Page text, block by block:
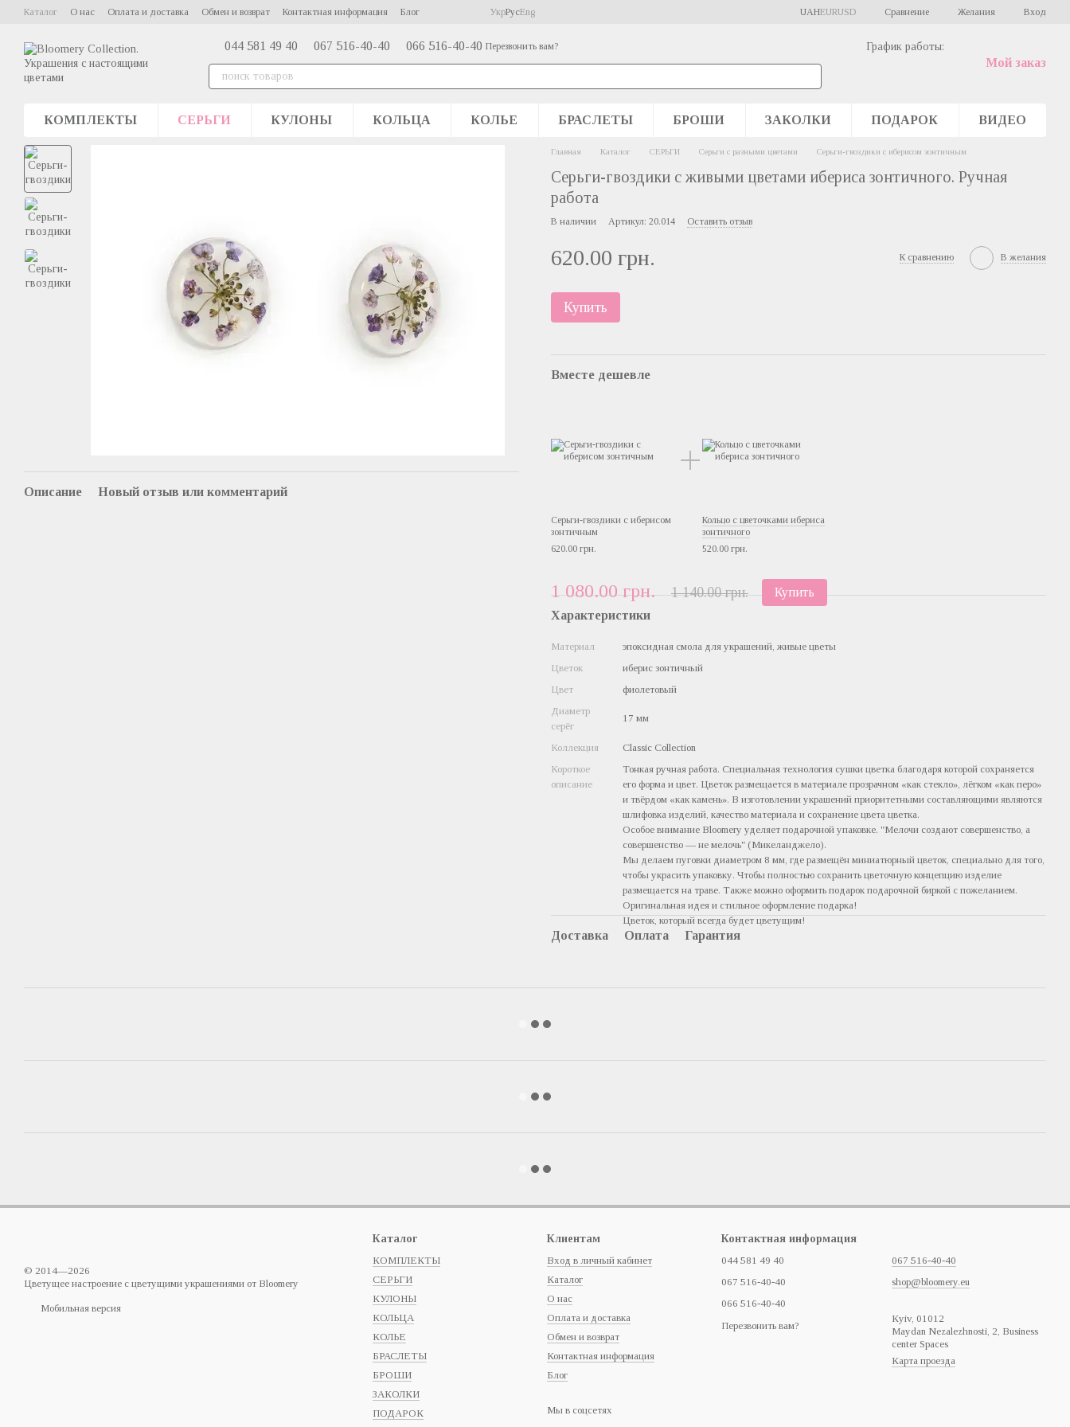
Перейти к основному контенту
Каталог О нас Оплата и доставка Обмен и возврат Контактная информация Блог УкрРусEng UAHEURUSD Сравнение Желания Вход
044 581 49 40 067 516-40-40 066 516-40-40 Перезвонить вам? График работы:
Мой заказ
КОМПЛЕКТЫ СЕРЬГИ КУЛОНЫ КОЛЬЦА КОЛЬЕ БРАСЛЕТЫ БРОШИ ЗАКОЛКИ ПОДАРОК ВИДЕО
Описание Новый отзыв или комментарий
Главная Каталог СЕРЬГИ Серьги с разными цветами Серьги-гвоздики c иберисом зонтичным
Серьги-гвоздики с живыми цветами ибериса зонтичного. Ручная
работа
В наличии Артикул: 20.014 Оставить отзыв
620.00 грн. К сравнению В желания
Купить
Вместе дешевле
Серьги-гвоздики c иберисом
зонтичным
620.00 грн.
Кольцо c цветочками ибериса
зонтичного
520.00 грн.
1 080.00 грн. 1 140.00 грн.
Купить
Характеристики
Материал
эпоксидная смола для украшений, живые цветы
Цветок
иберис зонтичный
Цвет
фиолетовый
Диаметр
серёг
17 мм
Коллекция
Classic Collection
Короткое
описание
Тонкая ручная работа. Специальная технология сушки цветка благодаря которой сохраняется
его форма и цвет. Цветок размещается в материале прозрачном «как стекло», лёгком «как перо»
и твёрдом «как камень». В изготовлении украшений приоритетными составляющими являются
шлифовка изделий, качество материала и сохранение цвета цветка.
Особое внимание Bloomery уделяет подарочной упаковке. "Мелочи создают совершенство, а
совершенство — не мелочь" (Микеланджело).
Мы делаем пуговки диаметром 8 мм, где размещён миниатюрный цветок, специально для того,
чтобы украсить упаковку. Чтобы полностью сохранить цветочную концепцию изделие
размещается на траве. Также можно оформить подарок подарочной биркой с пожеланием.
Оригинальная идея и стильное оформление подарка!
Цветок, который всегда будет цветущим!
Доставка Оплата Гарантия
© 2014—2026
Цветущее настроение с цветущими украшениями от Bloomery
Мобильная версия
Каталог
КОМПЛЕКТЫ
СЕРЬГИ
КУЛОНЫ
КОЛЬЦА
КОЛЬЕ
БРАСЛЕТЫ
БРОШИ
ЗАКОЛКИ
ПОДАРОК
Клиентам
Вход в личный кабинет
Каталог
О нас
Оплата и доставка
Обмен и возврат
Контактная информация
Блог
Мы в соцсетях
Контактная информация
044 581 49 40
067 516-40-40
066 516-40-40
Перезвонить вам?
067 516-40-40
shop@bloomery.eu
Кyiv, 01012
Maydan Nezalezhnosti, 2, Business
center Spaces
Карта проезда